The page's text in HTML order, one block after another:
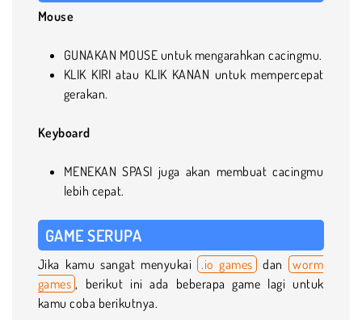
Mouse
GUNAKAN MOUSE untuk mengarahkan cacingmu.
KLIK KIRI atau KLIK KANAN untuk mempercepat
gerakan.
Keyboard
MENEKAN SPASI juga akan membuat cacingmu
lebih cepat.
GAME SERUPA
Jika kamu sangat menyukai .io games dan worm
games , berikut ini ada beberapa game lagi untuk
kamu coba berikutnya.